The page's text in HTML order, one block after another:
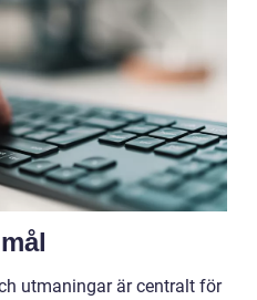
utmaningar är centralt för